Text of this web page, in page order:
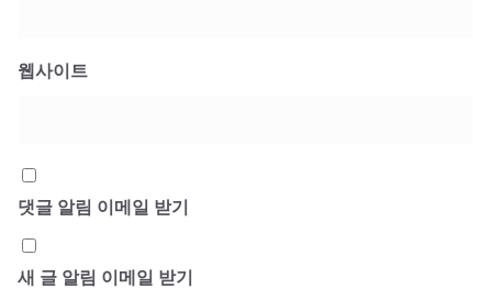
웹사이트
댓글 알림 이메일 받기
새 글 알림 이메일 받기